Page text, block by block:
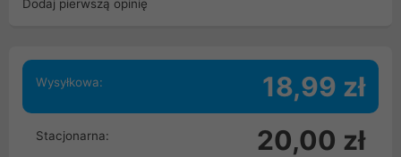
Dodaj pierwszą opinię
Wysyłkowa: 18,99 zł
Stacjonarna: 20,00 zł